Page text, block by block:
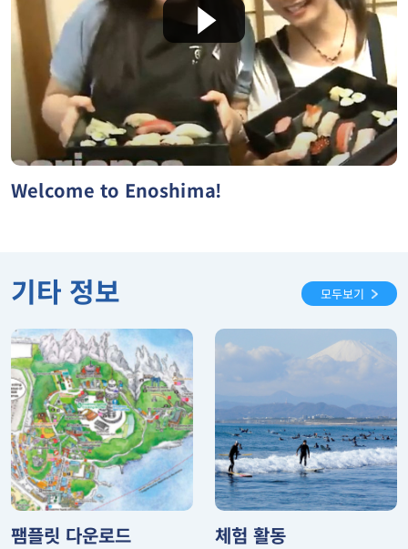
Welcome to Enoshima!
기타 정보 모두보기
팸플릿 다운로드 체험 활동